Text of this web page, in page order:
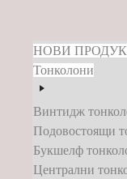
НОВИ
Тонколони
Винтидж
Подовостоящи
Букшелф
Централни